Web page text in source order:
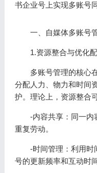
书企业号上实现多账号
一、自媒体多账号管
1.资源整合与优化
多账号管理的核心在
分配人力、物力和时间
护。理论上，资源整合
-内容共享：同一内
重复劳动。
-时间管理：利用时
号的更新频率和互动时间